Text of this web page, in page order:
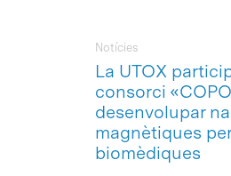
La UTOX
consorci
desenvolupar
magnètiques
biomèdiques
Notícies